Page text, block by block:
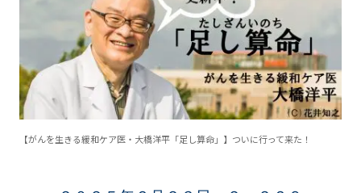
【がんを生きる緩和ケア医・大橋洋平「足し算命」】ついに行って来た！